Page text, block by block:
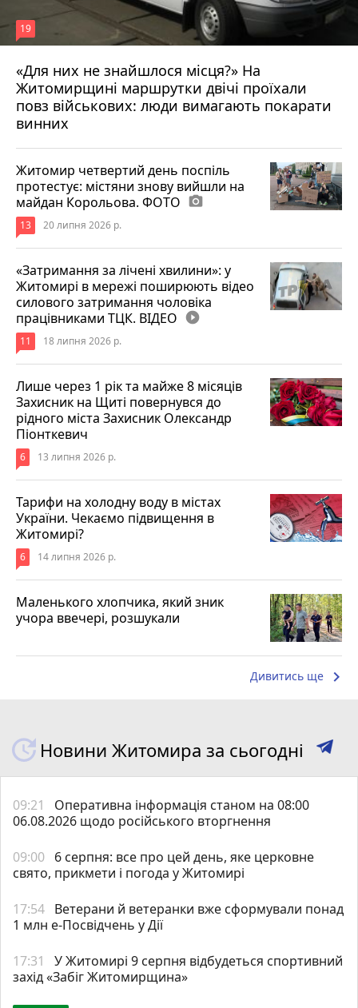
«Для них не знайшлося місця?» На
Житомирщині маршрутки двічі проїхали
повз військових: люди вимагають покарати
винних
19
17 липня 2026 р.
Житомир четвертий день поспіль
протестує: містяни знову вийшли на
майдан Корольова. ФОТО photo_camera
13 20 липня 2026 р.
«Затримання за лічені хвилини»: у
Житомирі в мережі поширюють відео
силового затримання чоловіка
працівниками ТЦК. ВІДЕО play_circle_filled
11 18 липня 2026 р.
Лише через 1 рік та майже 8 місяців
Захисник на Щиті повернувся до
рідного міста Захисник Олександр
Піонткевич
6 13 липня 2026 р.
Тарифи на холодну воду в містах
України. Чекаємо підвищення в
Житомирі?
6 14 липня 2026 р.
Маленького хлопчика, який зник
учора ввечері, розшукали
Дивитись ще keyboard_arrow_right
Новини Житомира за сьогодні
09:21
Оперативна інформація станом на 08:00
06.08.2026 щодо російського вторгнення
09:00 6 серпня: все про цей день, яке церковне
свято, прикмети і погода у Житомирі
17:54 Ветерани й ветеранки вже сформували понад
1 млн е-Посвідчень у Дії
17:31
У Житомирі 9 серпня відбудеться спортивний
захід «Забіг Житомирщина»